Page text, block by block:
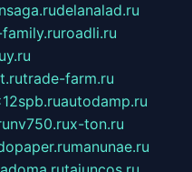
delanalad.ru
roadli.ru
trade-farm.ru
autodamp.ru
nv750.rux-ton.ru
manunae.ru